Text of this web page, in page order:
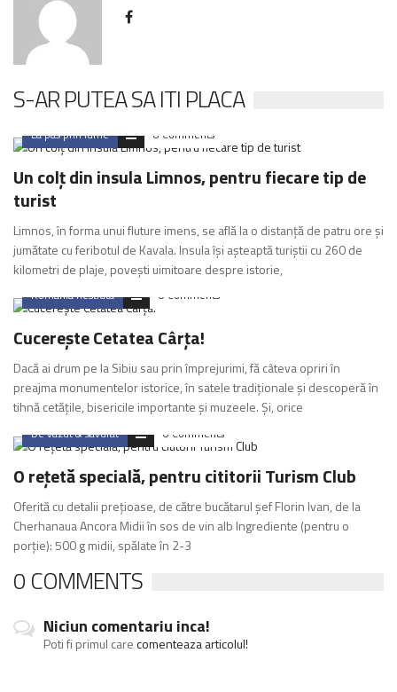
S-AR PUTEA SA ITI PLACA
La pas prin lume 0 Comments
Un colț din insula Limnos, pentru fiecare tip de
turist
Limnos, în forma unui fluture imens, se află la o distanță de patru ore și
jumătate cu feribotul de Kavala. Insula își așteaptă turiștii cu 260 de
kilometri de plaje, povești uimitoare despre istorie,
Romania nestiuta 0 Comments
Cucerește Cetatea Cârța!
Dacă ai drum pe la Sibiu sau prin împrejurimi, fă câteva opriri în
preajma monumentelor istorice, în satele tradiționale și descoperă în
tihnă cetățile, bisericile importante și muzeele. Și, orice
De vazut & savurat 0 Comments
O rețetă specială, pentru cititorii Turism Club
Oferită cu detalii prețioase, de către bucătarul șef Florin Ivan, de la
Cherhanaua Ancora Midii în sos de vin alb Ingrediente (pentru o
porție): 500 g midii, spălate în 2-3
0 COMMENTS
Niciun comentariu inca!
Poti fi primul carecomenteaza articolul!